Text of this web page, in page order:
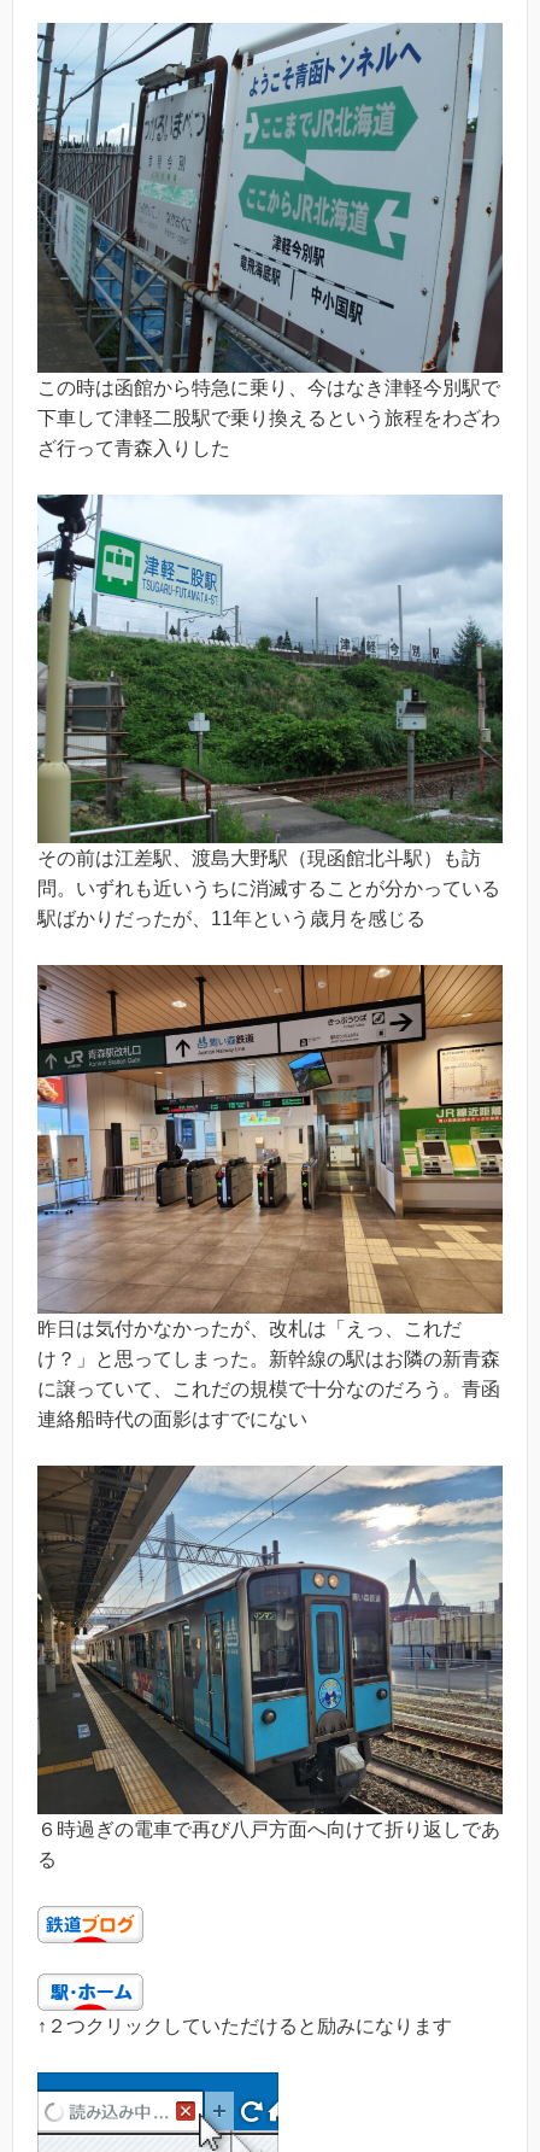
この時は函館から特急に乗り、今はなき津軽今別駅で
下車して津軽二股駅で乗り換えるという旅程をわざわ
ざ行って青森入りした
その前は江差駅、渡島大野駅（現函館北斗駅）も訪
問。いずれも近いうちに消滅することが分かっている
駅ばかりだったが、11年という歳月を感じる
昨日は気付かなかったが、改札は「えっ、これだ
け？」と思ってしまった。新幹線の駅はお隣の新青森
に譲っていて、これだの規模で十分なのだろう。青函
連絡船時代の面影はすでにない
６時過ぎの電車で再び八戸方面へ向けて折り返しであ
る
↑２つクリックしていただけると励みになります